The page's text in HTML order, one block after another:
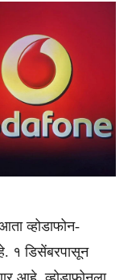
व्होडाफोन-
१ डिसेंबरपासून